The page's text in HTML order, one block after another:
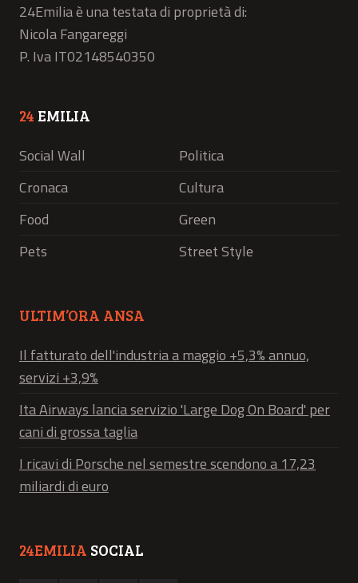
24Emilia è una testata di proprietà di:
Nicola Fangareggi
P. Iva IT02148540350
24 EMILIA
Social Wall
Politica
Cronaca
Cultura
Food
Green
Pets
Street Style
ULTIM’ORA ANSA
Il fatturato dell'industria a maggio +5,3% annuo,
servizi +3,9%
Ita Airways lancia servizio 'Large Dog On Board' per
cani di grossa taglia
I ricavi di Porsche nel semestre scendono a 17,23
miliardi di euro
24EMILIA SOCIAL